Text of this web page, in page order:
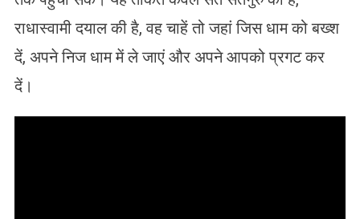
राधास्वामी दयाल की है, वह चाहें तो जहां जिस धाम को बख्श
दें, अपने निज धाम में ले जाएं और अपने आपको प्रगट कर
दें।